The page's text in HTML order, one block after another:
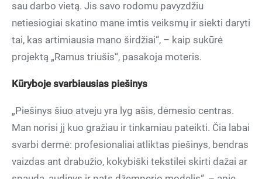
sau darbo vietą. Jis savo rodomu pavyzdžiu
netiesiogiai skatino mane imtis veiksmų ir siekti daryti
tai, kas artimiausia mano širdžiai“, – kaip sukūrė
projektą „Ramus triušis“, pasakoja moteris.
Kūryboje svarbiausias piešinys
„Piešinys šiuo atveju yra lyg ašis, dėmesio centras.
Man norisi jį kuo gražiau ir tinkamiau pateikti. Čia labai
svarbi dermė: profesionaliai atliktas piešinys, bendras
vaizdas ant drabužio, kokybiški tekstilei skirti dažai ar